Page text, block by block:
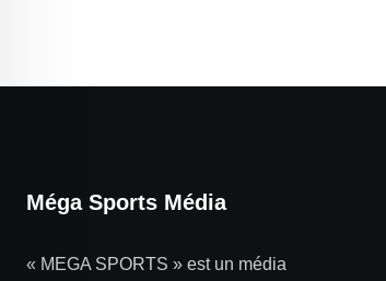
Méga Sports Média
« MEGA SPORTS » est un média